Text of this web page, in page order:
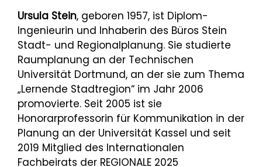
Ursula Stein, geboren 1957, ist Diplom-
Ingenieurin und Inhaberin des Büros Stein
Stadt- und Regionalplanung. Sie studierte
Raumplanung an der Technischen
Universität Dortmund, an der sie zum Thema
„Lernende Stadtregion“ im Jahr 2006
promovierte. Seit 2005 ist sie
Honorarprofessorin für Kommunikation in der
Planung an der Universität Kassel und seit
2019 Mitglied des Internationalen
Fachbeirats der REGIONALE 2025